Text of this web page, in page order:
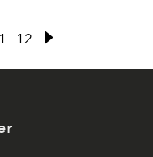
12